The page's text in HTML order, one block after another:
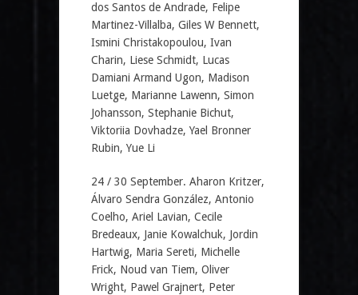
dos Santos de Andrade, Felipe
Martinez-Villalba, Giles W Bennett,
Ismini Christakopoulou, Ivan
Charin, Liese Schmidt, Lucas
Damiani Armand Ugon, Madison
Luetge, Marianne Lawenn, Simon
Johansson, Stephanie Bichut,
Viktoriia Dovhadze, Yael Bronner
Rubin, Yue Li
24 / 30 September. Aharon Kritzer,
Álvaro Sendra González, Antonio
Coelho, Ariel Lavian, Cecile
Bredeaux, Janie Kowalchuk, Jordin
Hartwig, Maria Sereti, Michelle
Frick, Noud van Tiem, Oliver
Wright, Pawel Grajnert, Peter